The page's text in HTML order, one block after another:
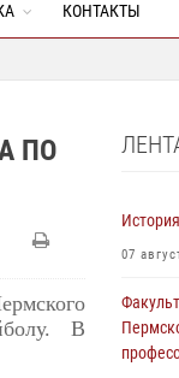
КОНТАКТЫ
ПО
В
07